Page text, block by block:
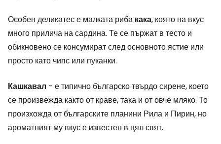
Особен деликатес е малката риба кака, която на вкус
много прилича на сардина. Те се пържат в тесто и
обикновено се консумират след основното ястие или
просто като чипс или пуканки.
Кашкавал - е типично българско твърдо сирене, което
се произвежда както от краве, така и от овче мляко. То
произхожда от българските планини Рила и Пирин, но
ароматният му вкус е известен в цял свят.